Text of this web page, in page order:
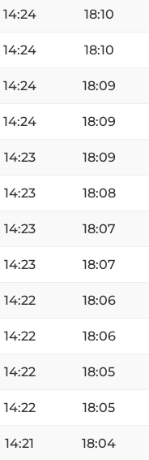
14:24 18:10
14:24 18:10
14:24 18:09
14:24 18:09
14:23 18:09
14:23 18:08
14:23 18:07
14:23 18:07
14:22 18:06
14:22 18:06
14:22 18:05
14:22 18:05
14:21 18:04